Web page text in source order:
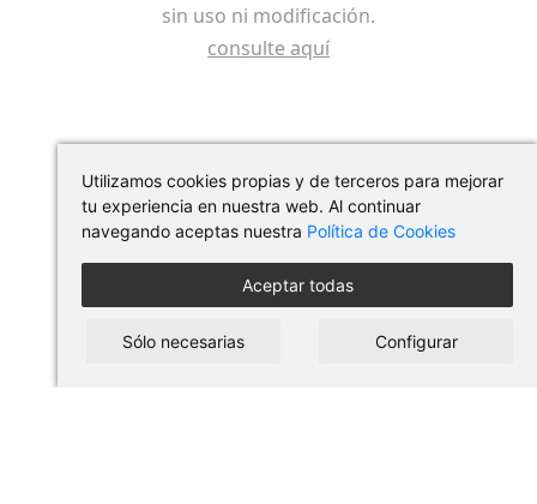
Utilizamos cookies propias y de terceros para mejorar
tu experiencia en nuestra web. Al continuar
navegando aceptas nuestra Política de Cookies
Aceptar todas
Sólo necesarias Configurar
sin uso ni modificación.
consulte aquí